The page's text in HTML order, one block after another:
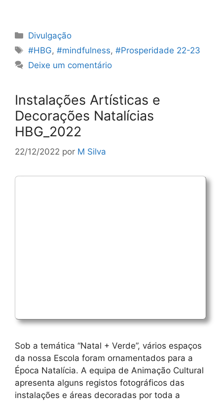
Categorias
Divulgação
Etiquetas
#HBG,#mindfulness,#Prosperidade 22-23
Deixe um comentário
Instalações Artísticas e
Decorações Natalícias
HBG_2022
22/12/2022 por M Silva
Sob a temática “Natal + Verde”, vários espaços
da nossa Escola foram ornamentados para a
Época Natalícia. A equipa de Animação Cultural
apresenta alguns registos fotográficos das
instalações e áreas decoradas por toda a